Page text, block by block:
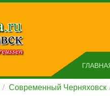
Современный Черняховск